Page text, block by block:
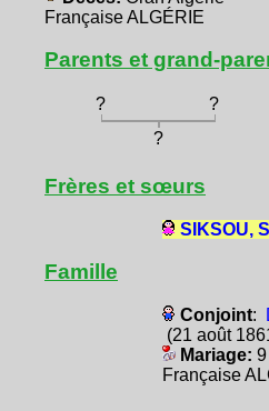
Française ALGÉRIE
Parents et grand-
? ?
?
Frères et sœurs
SIKSOU,
Famille
Conjoint:
(21 août
Mariage:
Française